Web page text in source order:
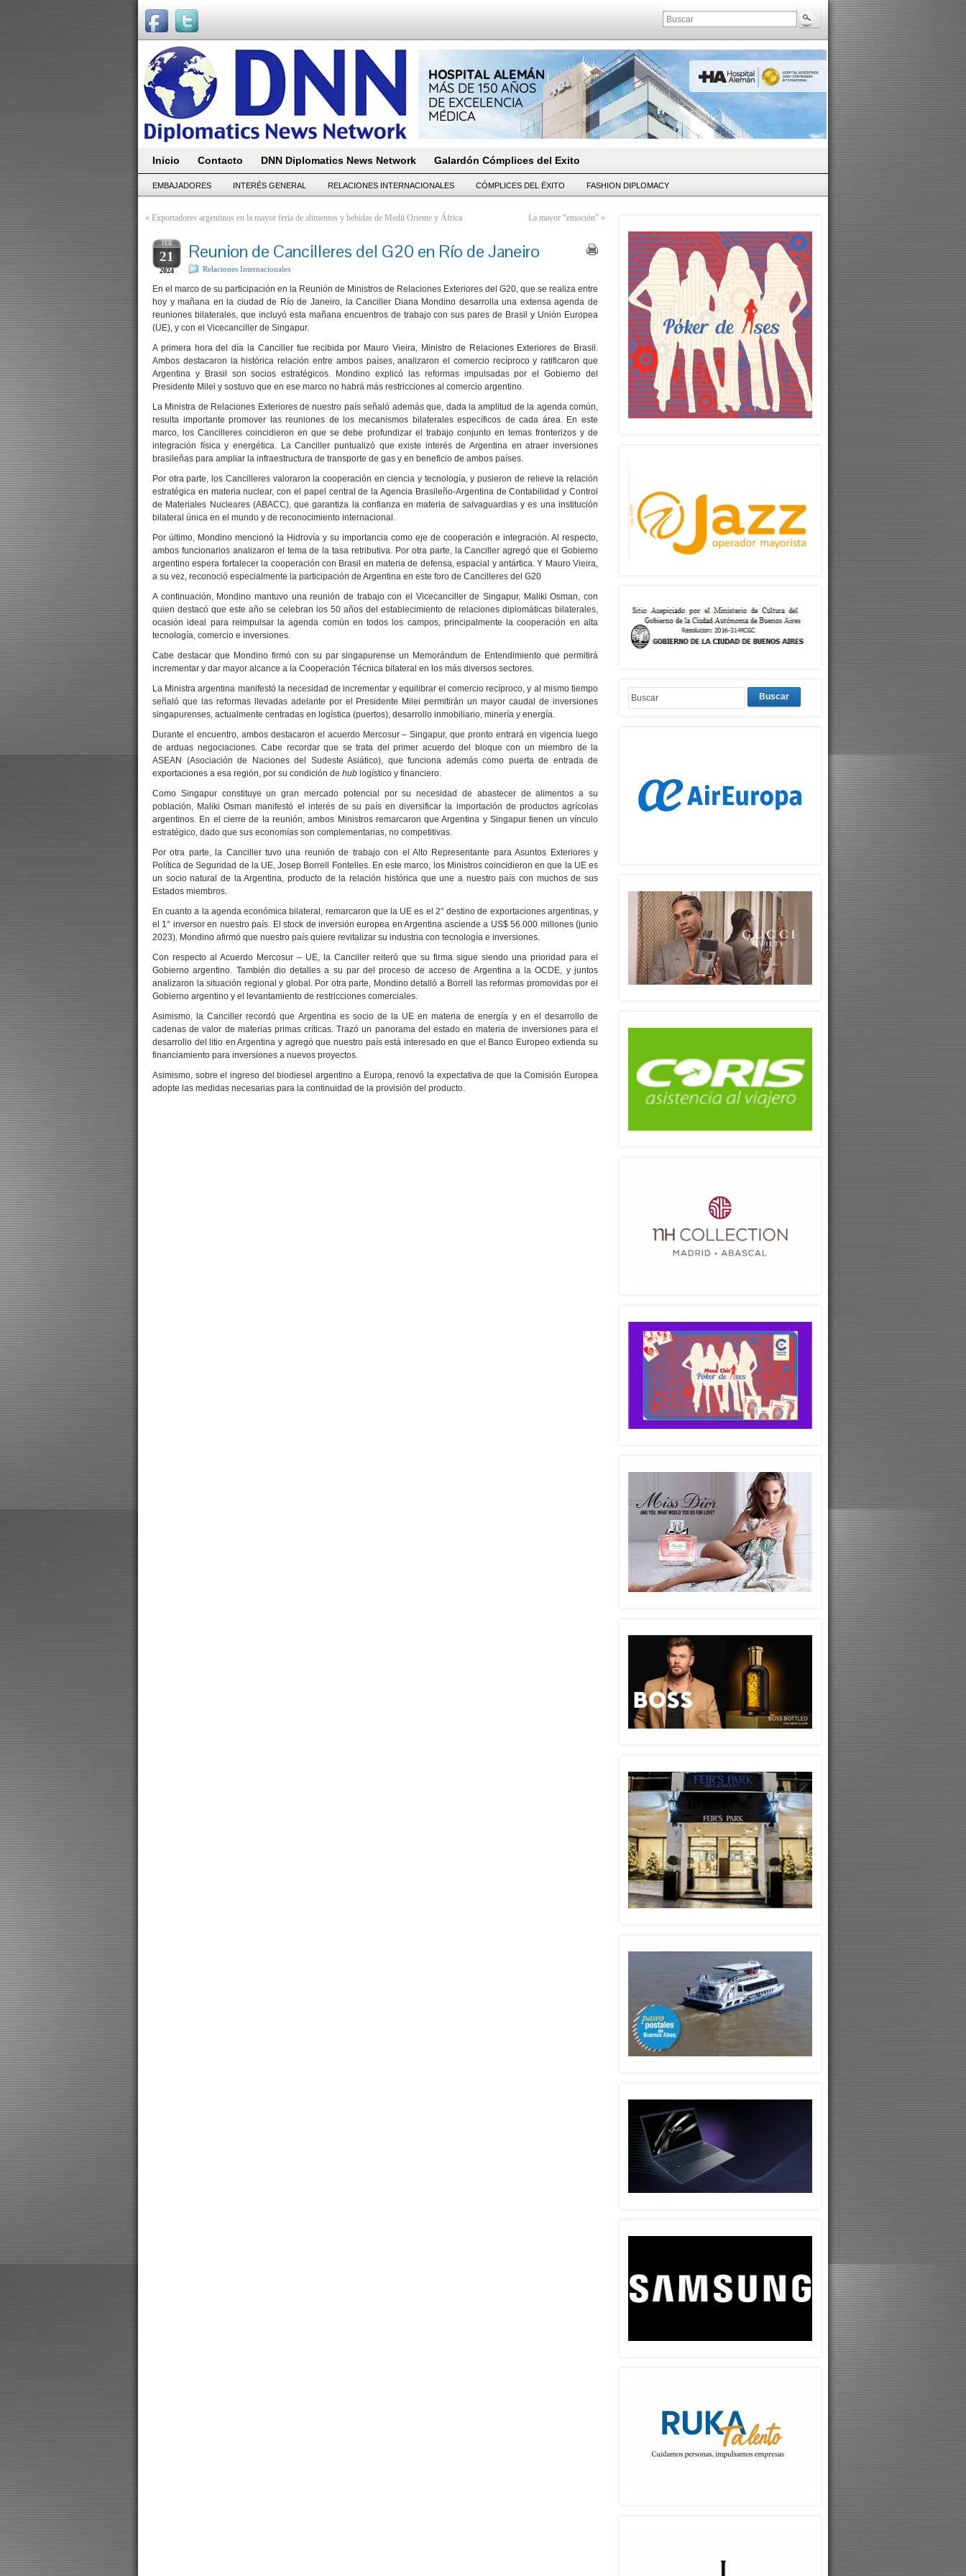
Inicio Contacto DNN Diplomatics News Network Galardón Cómplices del Exito
EMBAJADORES INTERÉS GENERAL RELACIONES INTERNACIONALES CÓMPLICES DEL ËXITO FASHION DIPLOMACY
« Exportadores argentinos en la mayor feria de alimentos y bebidas de Medii Oriente y África La mayor “emoción” »
FEB
21
2024
Reunion de Cancilleres del G20 en Río de Janeiro
Relaciones Internacionales
En el marco de su participación en la Reunión de Ministros de Relaciones Exteriores del G20, que se realiza entre
hoy y mañana en la ciudad de Río de Janeiro, la Canciller Diana Mondino desarrolla una extensa agenda de
reuniones bilaterales, que incluyó esta mañanaencuentros de trabajo con sus pares de Brasil y Unión Europea
(UE), y con el Vicecanciller de Singapur.
A primera hora del día la Canciller fue recibida por Mauro Vieira, Ministro de Relaciones Exteriores de Brasil.
Ambos destacaron la histórica relación entre ambos países, analizaron el comercio recíproco y ratificaron que
Argentina y Brasil son socios estratégicos. Mondino explicó las reformas impulsadas por el Gobierno del
Presidente Milei y sostuvo que en ese marco no habrá más restricciones al comercio argentino.
La Ministra de Relaciones Exteriores de nuestro país señaló además que, dada la amplitud de la agenda común,
resulta importante promover las reuniones de los mecanismos bilaterales específicos de cada área. En este
marco, los Cancilleres coincidieron en que se debe profundizar el trabajo conjunto en temas fronterizos y de
integración física y energética. La Canciller puntualizó que existe interés de Argentina en atraer inversiones
brasileñas para ampliar la infraestructura de transporte de gas y en beneficio de ambos países.
Por otra parte, los Cancilleres valoraron la cooperación en ciencia y tecnología, y pusieron de relieve la relación
estratégica en materia nuclear, con el papel central de la Agencia Brasileño-Argentina de Contabilidad y Control
de Materiales Nucleares (ABACC), que garantiza la confianza en materia de salvaguardias y es una institución
bilateral única en el mundo y de reconocimiento internacional.
Por último, Mondino mencionó la Hidrovía y su importancia como eje de cooperación e integración. Al respecto,
ambos funcionarios analizaron el tema de la tasa retributiva. Por otra parte, la Canciller agregó que el Gobierno
argentino espera fortalecer la cooperación con Brasil en materia de defensa, espacial y antártica. Y Mauro Vieira,
a su vez, reconoció especialmente la participación de Argentina en este foro de Cancilleres del G20
A continuación, Mondino mantuvo una reunión de trabajo con el Vicecanciller de Singapur, Maliki Osman, con
quien destacó que este año se celebran los 50 años del establecimiento de relaciones diplomáticas bilaterales,
ocasión ideal para reimpulsar la agenda común en todos los campos, principalmente la cooperación en alta
tecnología, comercio e inversiones.
Cabe destacar que Mondino firmó con su par singapurense un Memorándum de Entendimiento que permitirá
incrementar y dar mayor alcance a la Cooperación Técnica bilateral en los más diversos sectores.
La Ministra argentina manifestó la necesidad de incrementar y equilibrar el comercio recíproco, y al mismo tiempo
señaló que las reformas llevadas adelante por el Presidente Milei permitirán un mayor caudal de inversiones
singapurenses, actualmente centradas en logística (puertos), desarrollo inmobiliario, minería y energía.
Durante el encuentro, ambos destacaron el acuerdo Mercosur – Singapur, que pronto entrará en vigencia luego
de arduas negociaciones. Cabe recordar que se trata del primer acuerdo del bloque con un miembro de la
ASEAN (Asociación de Naciones del Sudeste Asiático), que funciona además como puerta de entrada de
exportaciones a esa región, por su condición de hub logístico y financiero.
Como Singapur constituye un gran mercado potencial por su necesidad de abastecer de alimentos a su
población, Maliki Osman manifestó el interés de su país en diversificar la importación de productos agrícolas
argentinos. En el cierre de la reunión, ambos Ministros remarcaron que Argentina y Singapur tienen un vínculo
estratégico, dado que sus economías son complementarias, no competitivas.
Por otra parte, la Canciller tuvo una reunión de trabajo con el Alto Representante para Asuntos Exteriores y
Política de Seguridad de la UE, Josep Borrell Fontelles. En este marco, los Ministros coincidieron en que la UE es
un socio natural de la Argentina, producto de la relación histórica que une a nuestro país con muchos de sus
Estados miembros.
En cuanto a la agenda económica bilateral, remarcaron que la UE es el 2° destino de exportaciones argentinas, y
el 1° inversor en nuestro país. El stock de inversión europea en Argentina asciende a US$ 56.000 millones (junio
2023). Mondino afirmó que nuestro país quiere revitalizar su industria con tecnología e inversiones.
Con respecto al Acuerdo Mercosur – UE, la Canciller reiteró que su firma sigue siendo una prioridad para el
Gobierno argentino. También dio detalles a su par del proceso de acceso de Argentina a la OCDE, y juntos
analizaron la situación regional y global. Por otra parte, Mondino detalló a Borrell las reformas promovidas por el
Gobierno argentino y el levantamiento de restricciones comerciales.
Asimismo, la Canciller recordó que Argentina es socio de la UE en materia de energía y en el desarrollo de
cadenas de valor de materias primas críticas. Trazó un panorama del estado en materia de inversiones para el
desarrollo del litio en Argentina y agregó que nuestro país está interesado en que el Banco Europeo extienda su
financiamiento para inversiones a nuevos proyectos.
Asimismo, sobre el ingreso del biodiesel argentino a Europa, renovó la expectativa de que la Comisión Europea
adopte las medidas necesarias para la continuidad de la provisión del producto.
Buscar